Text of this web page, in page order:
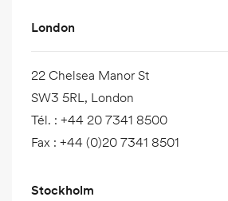
London
22 Chelsea Manor St
SW3 5RL, London
Tél. : +44 20 7341 8500
Fax : +44 (0)20 7341 8501
Stockholm